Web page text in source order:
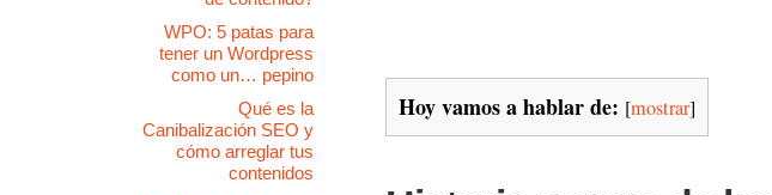
Hoy vamos a hablar de: [mostrar]
WPO: 5 patas para
tener un Wordpress
como un… pepino
Qué es la
Canibalización SEO y
cómo arreglar tus
contenidos